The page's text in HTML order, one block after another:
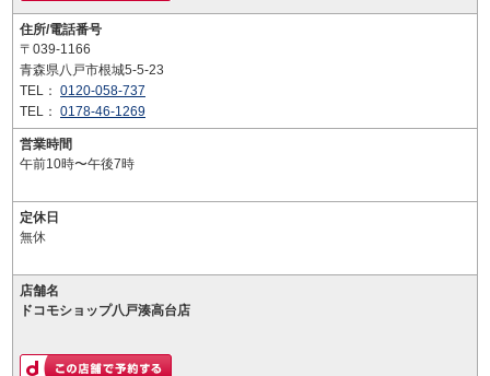
住所/電話番号
〒039-1166
青森県八戸市根城5-5-23
TEL： 0120-058-737
TEL： 0178-46-1269
営業時間
午前10時〜午後7時
定休日
無休
店舗名
ドコモショップ八戸湊高台店